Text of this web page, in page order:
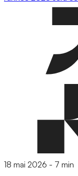
18 mai 2026 - 7 min